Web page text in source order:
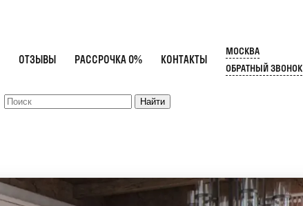
ОТЗЫВЫ РАССРОЧКА 0% КОНТАКТЫ
МОСКВА
ОБРАТНЫЙ ЗВОНОК